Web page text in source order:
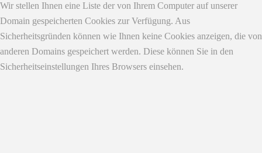
Wir stellen Ihnen eine Liste der von Ihrem Computer auf unserer
Domain gespeicherten Cookies zur Verfügung. Aus
Sicherheitsgründen können wie Ihnen keine Cookies anzeigen, die von
anderen Domains gespeichert werden. Diese können Sie in den
Sicherheitseinstellungen Ihres Browsers einsehen.